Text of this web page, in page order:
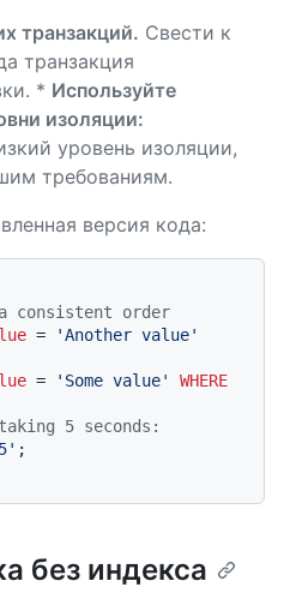
транзакций. Свести к
транзакция
* Используйте
изоляции:
уровень изоляции,
требованиям.
версия кода:
consistent order
=
'Another value'
= 'Some value'
WHERE
5 seconds:
без индекса